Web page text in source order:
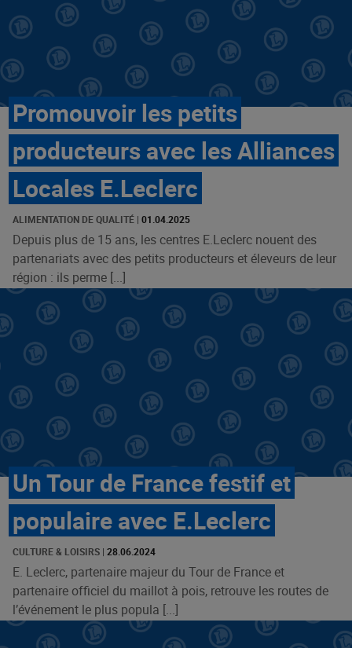
Promouvoir les petits
producteurs avec les Alliances
Locales E.Leclerc
ALIMENTATION DE QUALITÉ | 01.04.2025
Depuis plus de 15 ans, les centres E.Leclerc nouent des
partenariats avec des petits producteurs et éleveurs de leur
région : ils perme [...]
Un Tour de France festif et
populaire avec E.Leclerc
CULTURE & LOISIRS | 28.06.2024
E. Leclerc, partenaire majeur du Tour de France et
partenaire officiel du maillot à pois, retrouve les routes de
l’événement le plus popula [...]